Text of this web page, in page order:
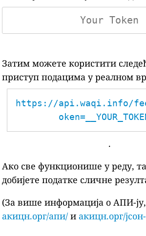
Затим можете користити
приступ подацима у реалном
https://api.waqi.info/
.
Ако све функционише у реду,
добијете податке сличне
(За више информација о АПИ-ју,
акицн.орг/апи/ и акицн.орг/